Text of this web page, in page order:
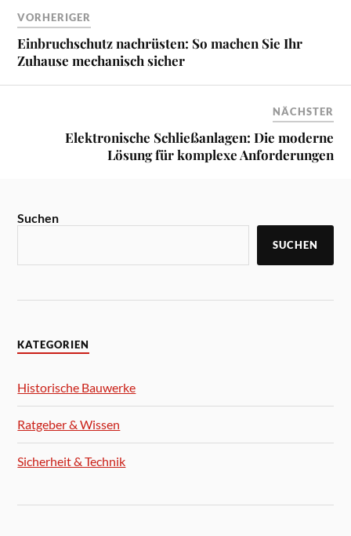
VORHERIGER
Einbruchschutz nachrüsten: So machen Sie Ihr
Zuhause mechanisch sicher
NÄCHSTER
Elektronische Schließanlagen: Die moderne
Lösung für komplexe Anforderungen
Suchen
SUCHEN
KATEGORIEN
Historische Bauwerke
Ratgeber & Wissen
Sicherheit & Technik